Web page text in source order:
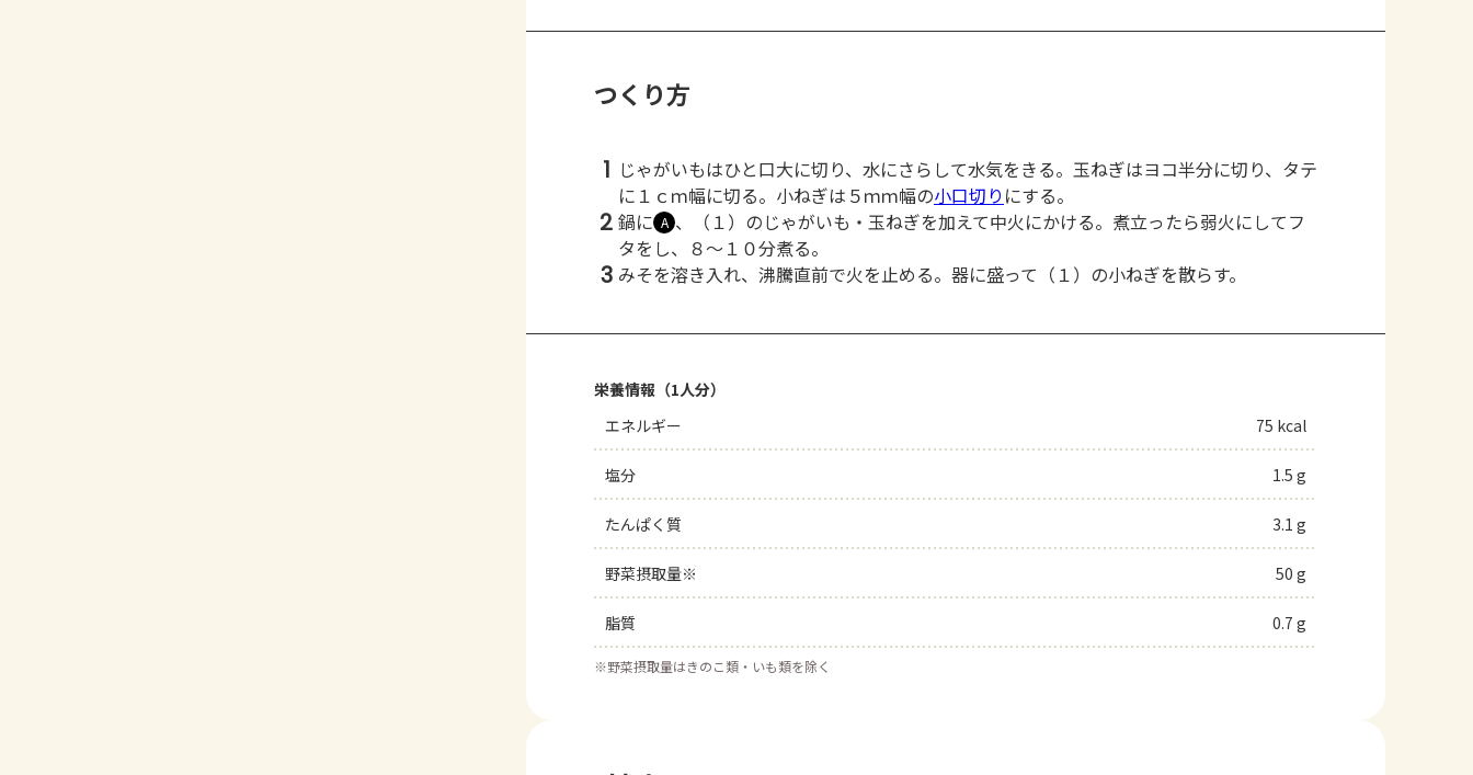
つくり方
1 じゃがいもはひと口大に切り、水にさらして水気をきる。玉ねぎはヨコ半分に切り、タテ
に１ｃｍ幅に切る。小ねぎは５ｍｍ幅の小口切り にする。
2 鍋に A 、（１）のじゃがいも・玉ねぎを加えて中火にかける。煮立ったら弱火にしてフ
タをし、８～１０分煮る。
3 みそを溶き入れ、沸騰直前で火を止める。器に盛って（１）の小ねぎを散らす。
栄養情報（1人分）
エネルギー
75 kcal
塩分 1.5 g
たんぱく質 3.1 g
野菜摂取量※ 50 g
脂質 0.7 g
※野菜摂取量はきのこ類・いも類を除く